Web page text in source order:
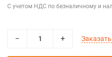
С учетом НДС по безналичному и
− +